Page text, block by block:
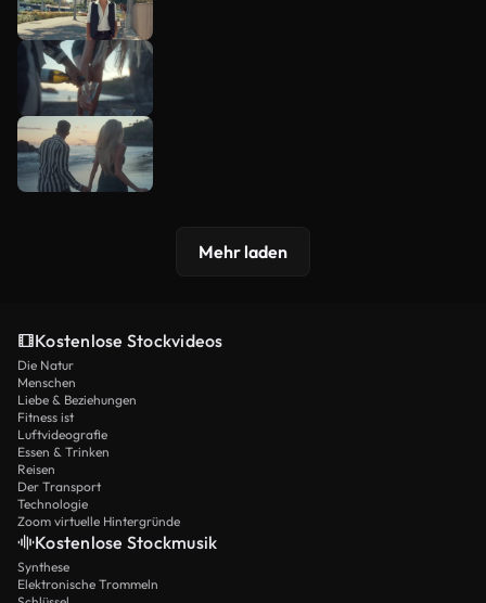
Mehr laden
Kostenlose Stockvideos
Die Natur
Menschen
Liebe & Beziehungen
Fitness ist
Luftvideografie
Essen & Trinken
Reisen
Der Transport
Technologie
Zoom virtuelle Hintergründe
Kostenlose Stockmusik
Synthese
Elektronische Trommeln